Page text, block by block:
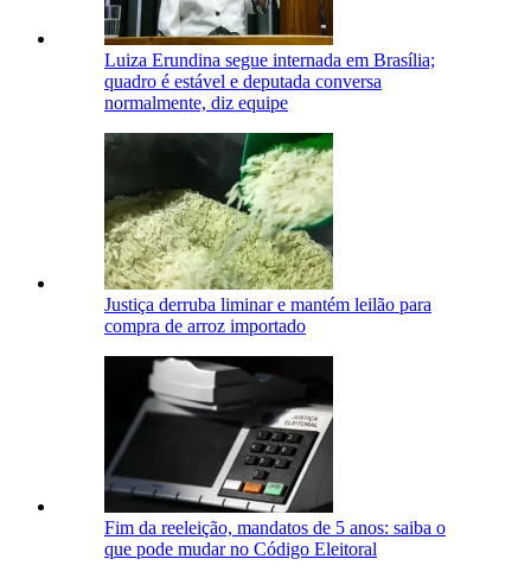
Luiza Erundina segue internada em Brasília;
quadro é estável e deputada conversa
normalmente, diz equipe
Justiça derruba liminar e mantém leilão para
compra de arroz importado
Fim da reeleição, mandatos de 5 anos: saiba o
que pode mudar no Código Eleitoral